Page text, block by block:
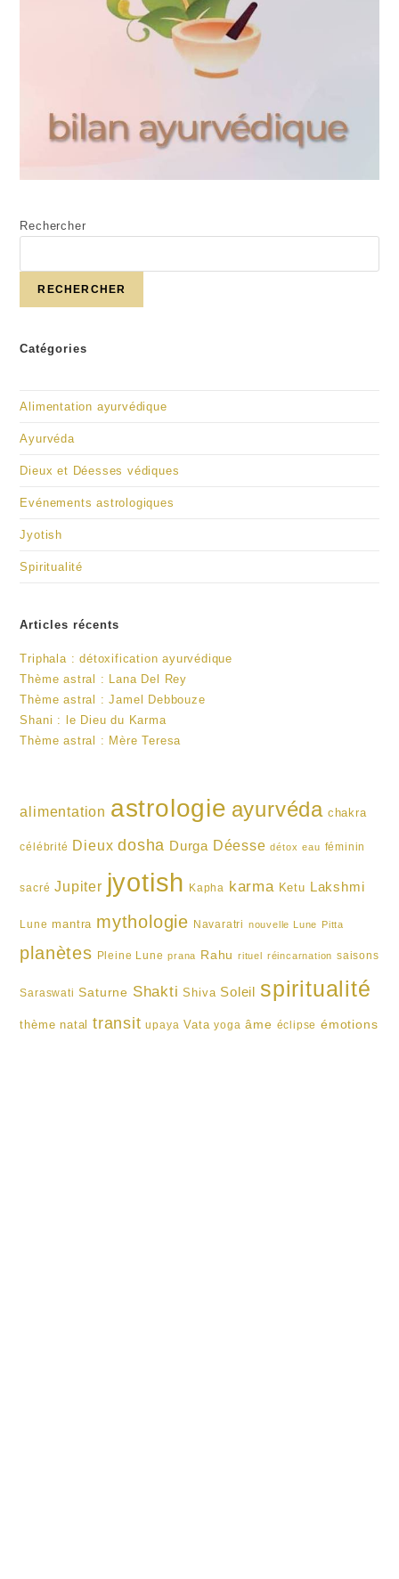
Rechercher
RECHERCHER
Catégories
Alimentation ayurvédique
Ayurvéda
Dieux et Déesses védiques
Evénements astrologiques
Jyotish
Spiritualité
Articles récents
Triphala : détoxification ayurvédique
Thème astral : Lana Del Rey
Thème astral : Jamel Debbouze
Shani : le Dieu du Karma
Thème astral : Mère Teresa
alimentation astrologie ayurvéda chakra
célébrité Dieux dosha Durga Déesse détox eau féminin
sacré Jupiter jyotish Kapha karma Ketu Lakshmi
Lune mantra mythologie Navaratri nouvelle Lune Pitta
planètes Pleine Lune prana Rahu rituel réincarnation saisons
Saraswati Saturne Shakti Shiva Soleil spiritualité
thème natal transit upaya Vata yoga âme éclipse émotions